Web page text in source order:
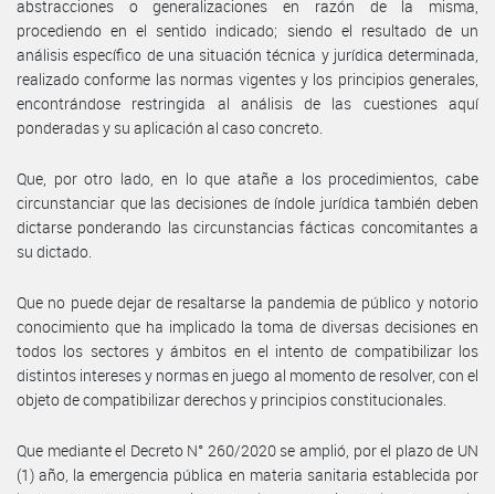
abstracciones o generalizaciones en razón de la misma,
procediendo en el sentido indicado; siendo el resultado de un
análisis específico de una situación técnica y jurídica determinada,
realizado conforme las normas vigentes y los principios generales,
encontrándose restringida al análisis de las cuestiones aquí
ponderadas y su aplicación al caso concreto.
Que, por otro lado, en lo que atañe a los procedimientos, cabe
circunstanciar que las decisiones de índole jurídica también deben
dictarse ponderando las circunstancias fácticas concomitantes a
su dictado.
Que no puede dejar de resaltarse la pandemia de público y notorio
conocimiento que ha implicado la toma de diversas decisiones en
todos los sectores y ámbitos en el intento de compatibilizar los
distintos intereses y normas en juego al momento de resolver, con el
objeto de compatibilizar derechos y principios constitucionales.
Que mediante el Decreto N° 260/2020 se amplió, por el plazo de UN
(1) año, la emergencia pública en materia sanitaria establecida por